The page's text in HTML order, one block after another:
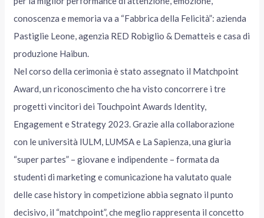
conoscenza e memoria va a “Fabbrica della Felicità”: azienda
Pastiglie Leone, agenzia RED Robiglio & Dematteis e casa di
produzione Haibun.
Nel corso della cerimonia è stato assegnato il Matchpoint
Award, un riconoscimento che ha visto concorrere i tre
progetti vincitori dei Touchpoint Awards Identity,
Engagement e Strategy 2023. Grazie alla collaborazione
con le università IULM, LUMSA e La Sapienza, una giuria
“super partes” – giovane e indipendente – formata da
studenti di marketing e comunicazione ha valutato quale
delle case history in competizione abbia segnato il punto
decisivo, il “matchpoint”, che meglio rappresenta il concetto